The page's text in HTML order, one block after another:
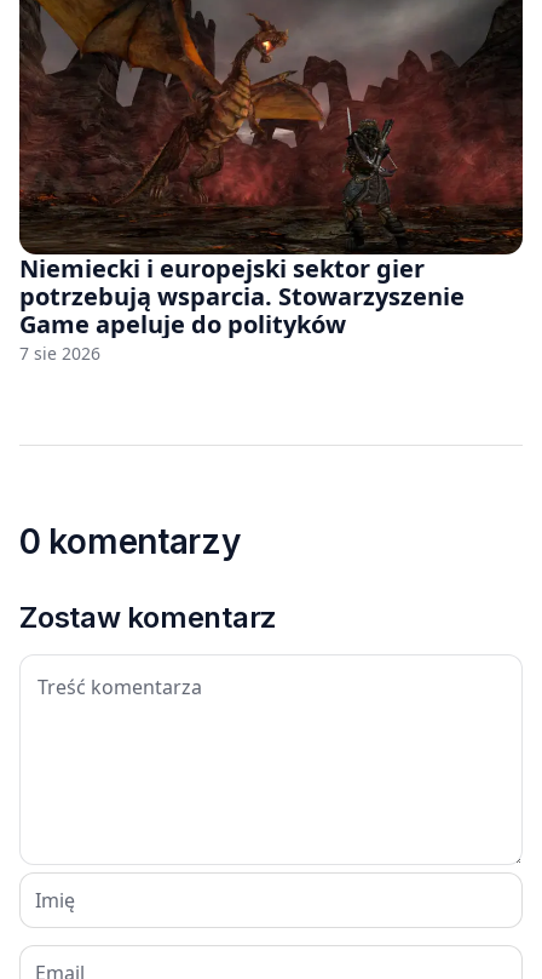
Niemiecki i europejski sektor gier
potrzebują wsparcia. Stowarzyszenie
Game apeluje do polityków
7 sie 2026
0 komentarzy
Zostaw komentarz